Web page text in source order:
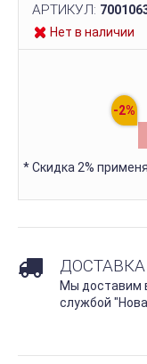
АРТИКУЛ:
Нет в наличии
*Скидка 2%
Мы доставим
службой